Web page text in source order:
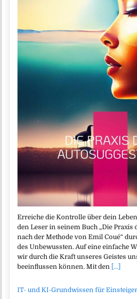
Erreiche die Kontrolle über dein
den Leser in seinem Buch „Die Praxis
nach der Methode von Emil Coué“
des Unbewussten. Auf eine einfache
wir durch die Kraft unseres Geistes
beeinflussen können. Mit den [...]
IT- und KI-Grundwissen für Einsteiger